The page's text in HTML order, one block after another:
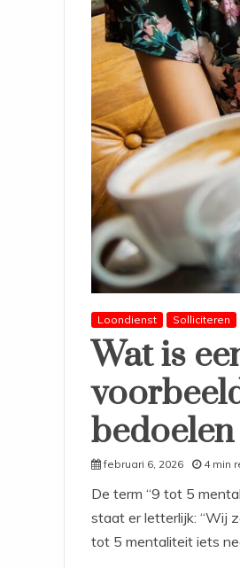
Loondienst Solliciteren
Wat is
bedoelen
februari 6, 2026 4 min
De term “9 tot 5
staat er letterlijk: “Wij
tot 5 mentaliteit iets